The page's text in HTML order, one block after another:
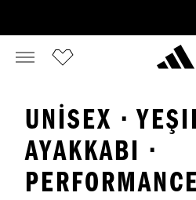
UNISEX ·
AYAKKABI ·